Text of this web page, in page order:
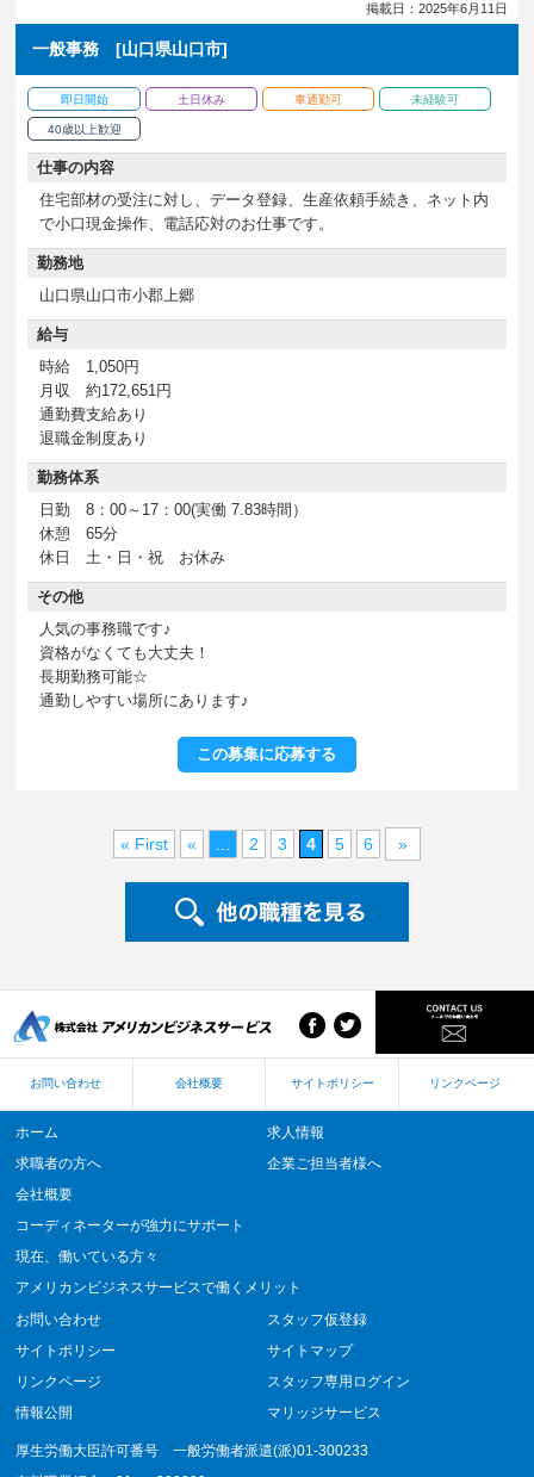
掲載日：2025年6月11日
一般事務 [山口県山口市]
即日開始 土日休み 車通勤可 未経験可
40歳以上歓迎
仕事の内容
住宅部材の受注に対し、データ登録、生産依頼手続き、ネット内
で小口現金操作、電話応対のお仕事です。
勤務地
山口県山口市小郡上郷
給与
時給 1,050円
月収 約172,651円
通勤費支給あり
退職金制度あり
勤務体系
日勤 8：00～17：00(実働 7.83時間）
休憩 65分
休日 土・日・祝 お休み
その他
人気の事務職です♪
資格がなくても大丈夫！
長期勤務可能☆
通勤しやすい場所にあります♪
この募集に応募する
« First « 2 3 4 5 6 »
お問い合わせ 会社概要 サイトポリシー リンクページ
ホーム
求人情報
求職者の方へ
企業ご担当者様へ
会社概要
コーディネーターが強力にサポート
現在、働いている方々
アメリカンビジネスサービスで働くメリット
お問い合わせ
スタッフ仮登録
サイトポリシー
サイトマップ
リンクページ
スタッフ専用ログイン
情報公開
マリッジサービス
厚生労働大臣許可番号 一般労働者派遣(派)01-300233